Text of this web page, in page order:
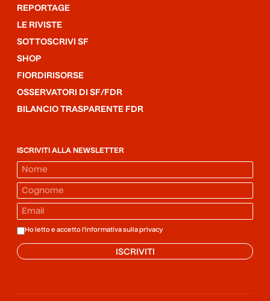
REPORTAGE
LE RIVISTE
SOTTOSCRIVI SF
SHOP
FIORDIRISORSE
OSSERVATORI DI SF/FDR
BILANCIO TRASPARENTE FDR
ISCRIVITI ALLA NEWSLETTER
Ho letto e accetto l'informativa sulla privacy
ISCRIVITI